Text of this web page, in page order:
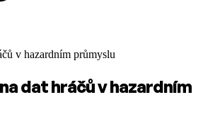
v hazardním průmyslu
dat hráčů v hazardním